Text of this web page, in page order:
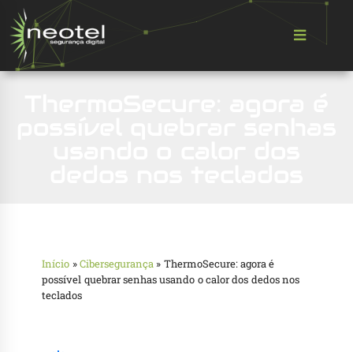
Início »Cibersegurança » ThermoSecure: agora é
possível quebrar senhas usando o calor dos dedos nos
teclados